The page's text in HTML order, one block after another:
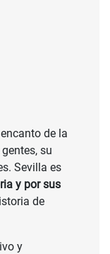
de la
su
Sevilla es
y por sus
de
y